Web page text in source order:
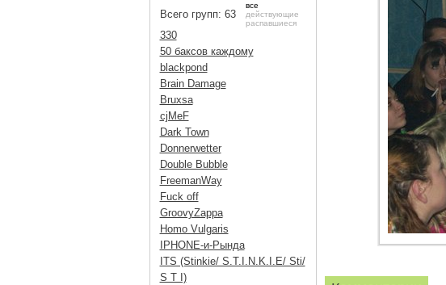
Всего групп: 63
все
действующие
распавшиеся
330
50 баксов каждому
blackpond
Brain Damage
Bruxsa
cjMeF
Dark Town
Donnerwetter
Double Bubble
FreemanWay
Fuck off
GroovyZappa
Homo Vulgaris
IPHONE-и-Рында
ITS (Stinkie/ S.T.I.N.K.I.E/ Sti/
S T I)